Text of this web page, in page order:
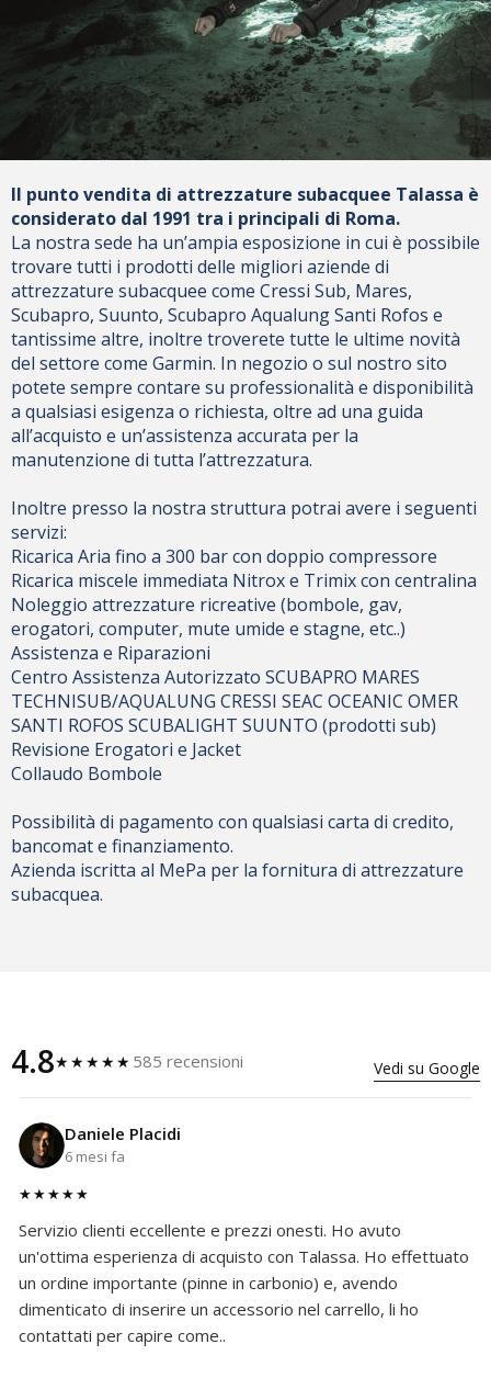
Il punto vendita di attrezzature subacquee Talassa è
considerato dal 1991 tra i principali di Roma.
La nostra sede ha un’ampia esposizione in cui è possibile
trovare tutti i prodotti delle migliori aziende di
attrezzature subacquee come Cressi Sub, Mares,
Scubapro, Suunto, Scubapro Aqualung Santi Rofos e
tantissime altre, inoltre troverete tutte le ultime novità
del settore come Garmin. In negozio o sul nostro sito
potete sempre contare su professionalità e disponibilità
a qualsiasi esigenza o richiesta, oltre ad una guida
all’acquisto e un’assistenza accurata per la
manutenzione di tutta l’attrezzatura.
Inoltre presso la nostra struttura potrai avere i seguenti
servizi:
Ricarica Aria fino a 300 bar con doppio compressore
Ricarica miscele immediata Nitrox e Trimix con centralina
Noleggio attrezzature ricreative (bombole, gav,
erogatori, computer, mute umide e stagne, etc..)
Assistenza e Riparazioni
Centro Assistenza Autorizzato SCUBAPRO MARES
TECHNISUB/AQUALUNG CRESSI SEAC OCEANIC OMER
SANTI ROFOS SCUBALIGHT SUUNTO (prodotti sub)
Revisione Erogatori e Jacket
Collaudo Bombole
Possibilità di pagamento con qualsiasi carta di credito,
bancomat e finanziamento.
Azienda iscritta al MePa per la fornitura di attrezzature
subacquea.
4.8★★★★★ 585 recensioni Vedi su Google
Daniele Placidi
6 mesi fa
★★★★★
Servizio clienti eccellente e prezzi onesti. Ho avuto
un'ottima esperienza di acquisto con Talassa. Ho effettuato
un ordine importante (pinne in carbonio) e, avendo
dimenticato di inserire un accessorio nel carrello, li ho
contattati per capire come..